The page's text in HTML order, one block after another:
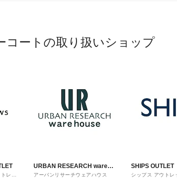
コートの取り扱いショップ
レッ
URBAN RESEARCH ware
house
アーバンリサーチウェアハウス
SHIPS OUTLET
シップス アウトレ